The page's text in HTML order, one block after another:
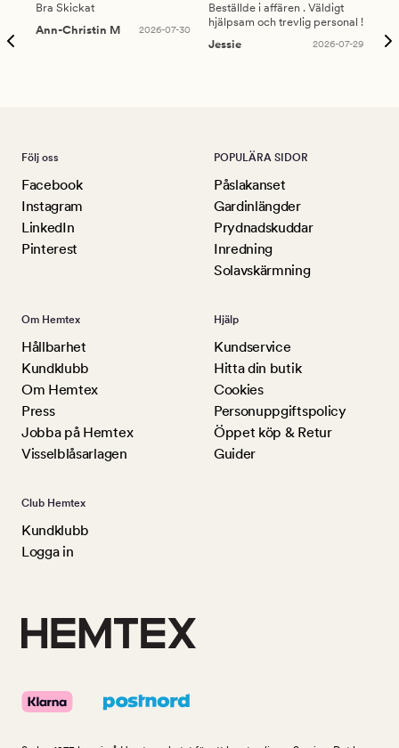
Bra Skickat
Ann-Christin M
2026-07-30
Beställde i affären . Väldigt
hjälpsam och trevlig personal !
Jessie
2026-07-29
Följ oss
Facebook
Instagram
LinkedIn
Pinterest
POPULÄRA SIDOR
Påslakanset
Gardinlängder
Prydnadskuddar
Inredning
Solavskärmning
Om Hemtex
Hållbarhet
Kundklubb
Om Hemtex
Press
Jobba på Hemtex
Visselblåsarlagen
Hjälp
Kundservice
Hitta din butik
Cookies
Personuppgiftspolicy
Öppet köp & Retur
Guider
Club Hemtex
Kundklubb
Logga in